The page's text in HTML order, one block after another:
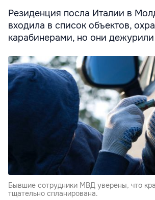
Резиденция посла Италии в
входила в список объектов,
карабинерами, но они дежурили
Бывшие сотрудники МВД уверены, что
тщательно спланирована.